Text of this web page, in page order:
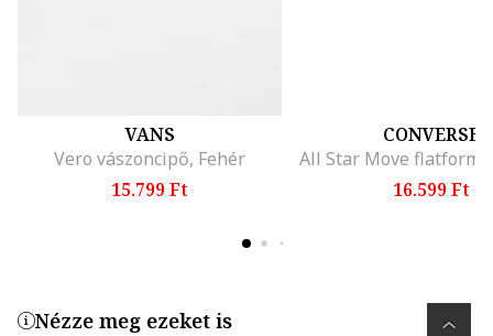
VANS
Vero vászoncipő, Fehér
15.799 Ft
CONVERSE
16.599 Ft
Nézze meg ezeket is